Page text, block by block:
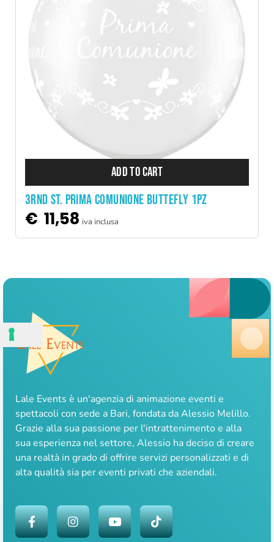
ADD TO CART
3RND ST. PRIMA COMUNIONE BUTTEFLY 1PZ
€ 11,58 iva inclusa
Lale Events è un'agenzia di animazione eventi e
spettacoli con sede a Bari, fondata da Alessio Melillo.
Grazie alla sua passione per l'intrattenimento e alla
sua esperienza nel settore, Alessio ha deciso di creare
una realtà in grado di offrire servizi personalizzati e di
alta qualità sia per eventi privati che aziendali.